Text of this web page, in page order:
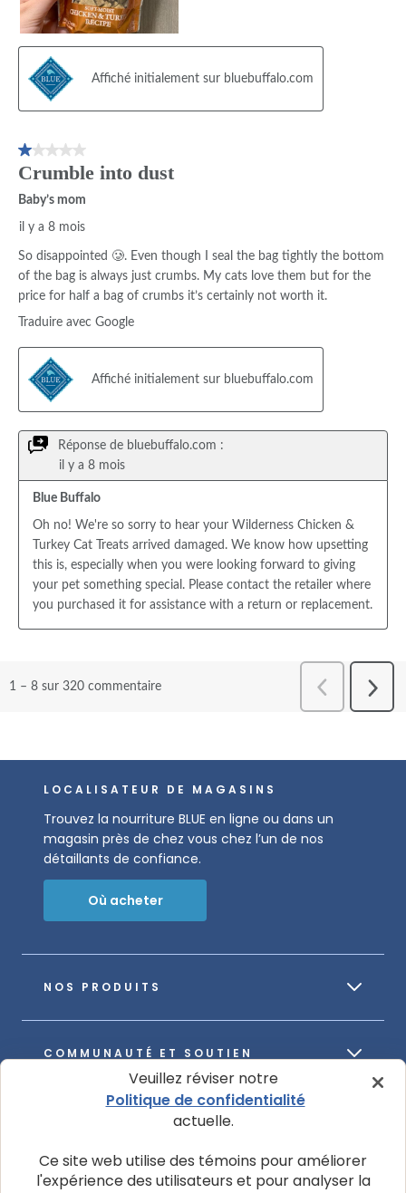
NOS PRODUITS
COMMUNAUTÉ ET SOUTIEN
À PROPOS DE NOTRE ENTREPRISE
LOCALISATEUR DE MAGASINS
Trouvez la nourriture BLUE en ligne ou dans un
magasin près de chez vous chez l’un de nos
détaillants de confiance.
Où acheter
Veuillez réviser notre
Politique de confidentialité
actuelle.
Ce site web utilise des témoins pour améliorer
l'expérience des utilisateurs et pour analyser la